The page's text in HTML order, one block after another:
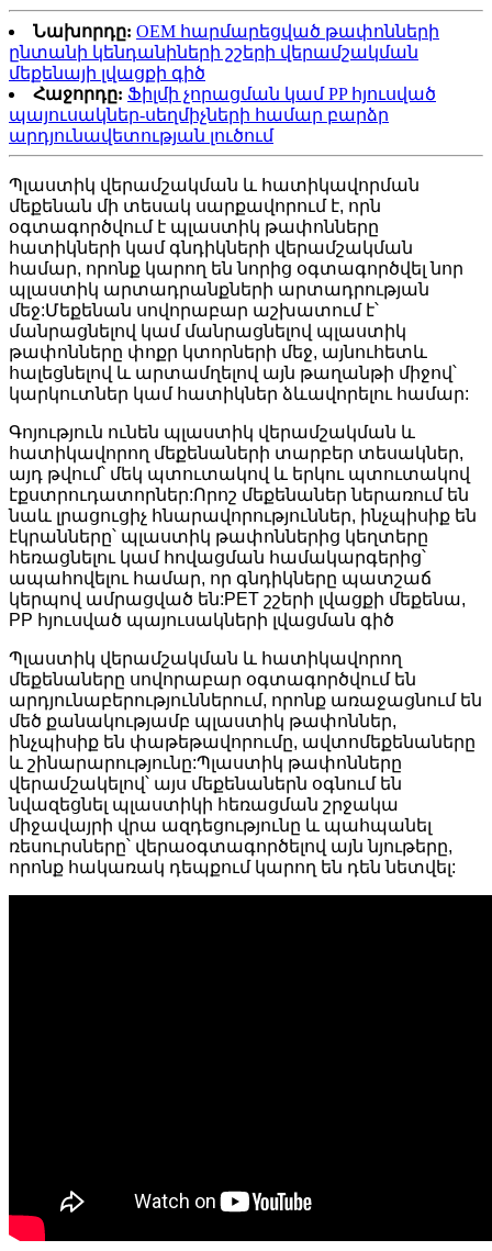
Նախորդը: OEM հարմարեցված թափոնների
ընտանի կենդանիների շշերի վերամշակման
մեքենայի լվացքի գիծ
Հաջորդը: Ֆիլմի չորացման կամ PP հյուսված
պայուսակներ-սեղմիչների համար բարձր
արդյունավետության լուծում
Պլաստիկ վերամշակման և հատիկավորման
մեքենան մի տեսակ սարքավորում է, որն
օգտագործվում է պլաստիկ թափոնները
հատիկների կամ գնդիկների վերամշակման
համար, որոնք կարող են նորից օգտագործվել նոր
պլաստիկ արտադրանքների արտադրության
մեջ:Մեքենան սովորաբար աշխատում է՝
մանրացնելով կամ մանրացնելով պլաստիկ
թափոնները փոքր կտորների մեջ, այնուհետև
հալեցնելով և արտամղելով այն թաղանթի միջով՝
կարկուտներ կամ հատիկներ ձևավորելու համար:
Գոյություն ունեն պլաստիկ վերամշակման և
հատիկավորող մեքենաների տարբեր տեսակներ,
այդ թվում՝ մեկ պտուտակով և երկու պտուտակով
էքստրուդատորներ:Որոշ մեքենաներ ներառում են
նաև լրացուցիչ հնարավորություններ, ինչպիսիք են
էկրանները՝ պլաստիկ թափոններից կեղտերը
հեռացնելու կամ հովացման համակարգերից՝
ապահովելու համար, որ գնդիկները պատշաճ
կերպով ամրացված են:PET շշերի լվացքի մեքենա,
PP հյուսված պայուսակների լվացման գիծ
Պլաստիկ վերամշակման և հատիկավորող
մեքենաները սովորաբար օգտագործվում են
արդյունաբերություններում, որոնք առաջացնում են
մեծ քանակությամբ պլաստիկ թափոններ,
ինչպիսիք են փաթեթավորումը, ավտոմեքենաները
և շինարարությունը:Պլաստիկ թափոնները
վերամշակելով՝ այս մեքենաներն օգնում են
նվազեցնել պլաստիկի հեռացման շրջակա
միջավայրի վրա ազդեցությունը և պահպանել
ռեսուրսները՝ վերաօգտագործելով այն նյութերը,
որոնք հակառակ դեպքում կարող են դեն նետվել: